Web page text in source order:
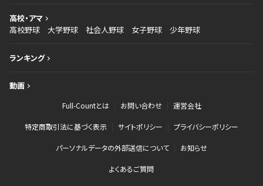
高校・アマ
高校野球
大学野球 社会人野球 女子野球 少年野球
ランキング
動画
Full-Countとは お問い合わせ 運営会社
特定商取引法に基づく表示 サイトポリシー プライバシーポリシー
パーソナルデータの外部送信について お知らせ
よくあるご質問